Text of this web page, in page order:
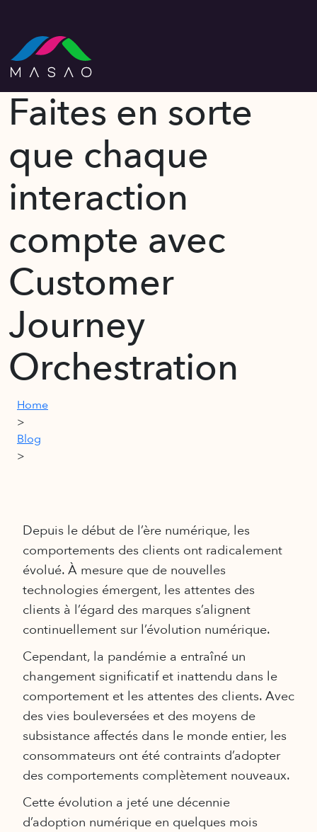
Faites en sorte
que chaque
interaction
compte avec
Customer
Journey
Orchestration
Home
>
Blog
>
Depuis le début de l’ère numérique, les
comportements des clients ont radicalement
évolué. À mesure que de nouvelles
technologies émergent, les attentes des
clients à l’égard des marques s’alignent
continuellement sur l’évolution numérique.
Cependant, la pandémie a entraîné un
changement significatif et inattendu dans le
comportement et les attentes des clients. Avec
des vies bouleversées et des moyens de
subsistance affectés dans le monde entier, les
consommateurs ont été contraints d’adopter
des comportements complètement nouveaux.
Cette évolution a jeté une décennie
d’adoption numérique en quelques mois